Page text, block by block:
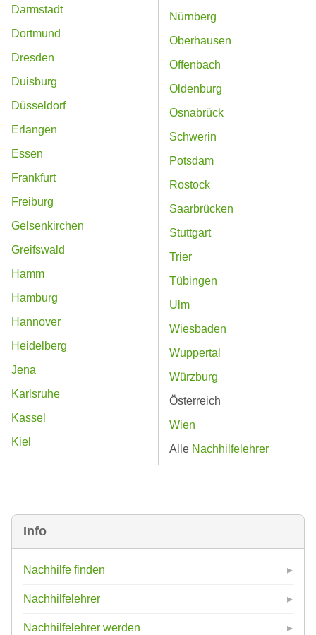
Info
Nachhilfe finden
Nachhilfelehrer
Nachhilfelehrer werden
Darmstadt
Dortmund
Dresden
Duisburg
Düsseldorf
Erlangen
Essen
Frankfurt
Freiburg
Gelsenkirchen
Greifswald
Hamm
Hamburg
Hannover
Heidelberg
Jena
Karlsruhe
Kassel
Kiel
Nürnberg
Oberhausen
Offenbach
Oldenburg
Osnabrück
Schwerin
Potsdam
Rostock
Saarbrücken
Stuttgart
Trier
Tübingen
Ulm
Wiesbaden
Wuppertal
Würzburg
Österreich
Wien
Alle Nachhilfelehrer